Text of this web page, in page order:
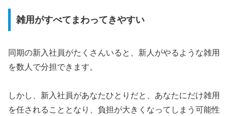
雑用がすべてまわってきやすい
同期の新入社員がたくさんいると、新人がやるような雑用
を数人で分担できます。
しかし、新入社員があなたひとりだと、あなたにだけ雑用
を任されることとなり、負担が大きくなってしまう可能性